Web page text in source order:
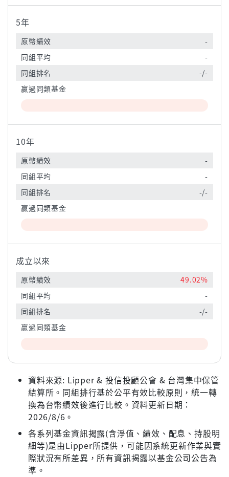
5年
原幣績效
-
同組平均
-
同組排名
-/-
贏過同類基金
10年
原幣績效
-
同組平均
-
同組排名
-/-
贏過同類基金
成立以來
原幣績效
49.02%
同組平均
-
同組排名
-/-
贏過同類基金
資料來源: Lipper & 投信投顧公會 & 台灣集中保管
結算所。同組排行基於公平有效比較原則，統一轉
換為台幣績效後進行比較。資料更新日期：
2026/8/6。
各系列基金資訊揭露(含淨值、績效、配息、持股明
細等)是由Lipper所提供，可能因系統更新作業與實
際狀況有所差異，所有資訊揭露以基金公司公告為
準。